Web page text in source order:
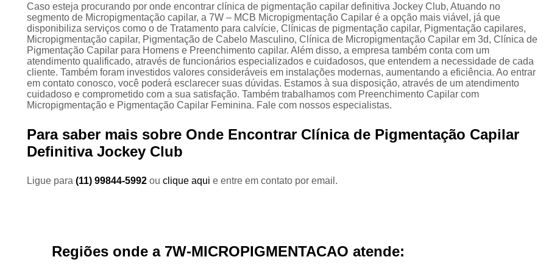
Micropigmentação Capilar nas
Micropigmentação Capilar para
Micropigmentação Cabelo
Micropigmentação Cabelo
Micropigmentação
Micropigmentação Capilar
Caso esteja procurando por onde encontrar clínica de pigmentação capilar definitiva Jockey Club, Atuando no
segmento de Micropigmentação capilar, a 7W – MCB Micropigmentação Capilar é a opção mais viável, já que
disponibiliza serviços como o de Tratamento para calvície, Clínicas de pigmentação capilar, Pigmentação capilares,
Micropigmentação capilar, Pigmentação de Cabelo Masculino, Clínica de Micropigmentação Capilar em 3d, Clínica de
Pigmentação Capilar para Homens e Preenchimento capilar. Além disso, a empresa também conta com um
atendimento qualificado, através de funcionários especializados e cuidadosos, que entendem a necessidade de cada
cliente. Também foram investidos valores consideráveis em instalações modernas, aumentando a eficiência. Ao entrar
em contato conosco, você poderá esclarecer suas dúvidas. Estamos à sua disposição, através de um atendimento
cuidadoso e comprometido com a sua satisfação. Também trabalhamos com Preenchimento Capilar com
Micropigmentação e Pigmentação Capilar Feminina. Fale com nossos especialistas.
Para saber mais sobre Onde Encontrar Clínica de Pigmentação Capilar
Definitiva Jockey Club
Ligue para (11) 99844-5992 ou clique aqui e entre em contato por email.
Regiões onde a 7W-MICROPIGMENTACAO atende: